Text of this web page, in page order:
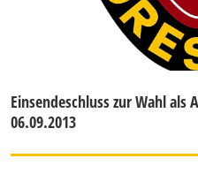
Einsendeschluss zur Wahl
06.09.2013